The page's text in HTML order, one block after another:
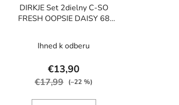
DIRKJE Set 2dielny C-SO
FRESH OOPSIE DAISY 68
Ihned k odberu
€13,90
€17,99 (–22 %)